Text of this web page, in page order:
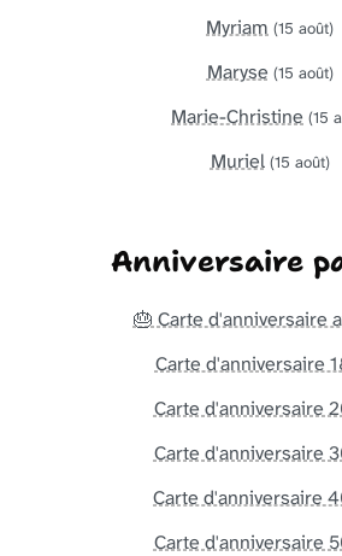
Myriam (15 août)
Maryse (15 août)
Marie-Christine (15
Muriel (15 août)
Anniversaire
🎂 Carte d'anniversaire
Carte d'anniversaire
Carte d'anniversaire
Carte d'anniversaire
Carte d'anniversaire
Carte d'anniversaire